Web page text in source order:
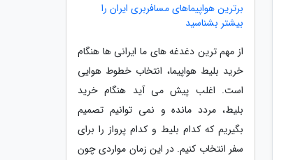
برترین هواپیماهای مسافربری ایران را
بیشتر بشناسید
از مهم ترین دغدغه های ما ایرانی ها هنگام
خرید بلیط هواپیما، انتخاب خطوط هوایی
است. اغلب پیش می آید هنگام خرید
بلیط، مردد مانده و نمی توانیم تصمیم
بگیریم که کدام بلیط و کدام پرواز را برای
سفر انتخاب کنیم. در این زمان مواردی چون